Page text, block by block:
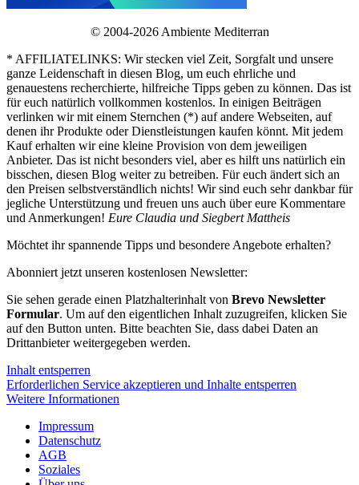
© 2004-2026 Ambiente Mediterran
* AFFILIATELINKS: Wir stecken viel Zeit, Sorgfalt und unsere
ganze Leidenschaft in diesen Blog, um euch ehrliche und
genauestens recherchierte, hilfreiche Tipps geben zu können. Das ist
für euch natürlich vollkommen kostenlos. In einigen Beiträgen
verlinken wir mit einem Sternchen (*) auf andere Webseiten, auf
denen ihr Produkte oder Dienstleistungen kaufen könnt. Mit jedem
Kauf erhalten wir eine kleine Provision von dem jeweiligen
Anbieter. Das ist nicht besonders viel, aber es hilft uns natürlich ein
bisschen, diesen Blog weiter zu betreiben. Für euch ändert sich an
den Preisen selbstverständlich nichts! Wir sind euch sehr dankbar für
jegliche Unterstützung und freuen uns auch über eure Kommentare
und Anmerkungen! Eure Claudia und Siegbert Mattheis
Möchtet ihr spannende Tipps und besondere Angebote erhalten?
Abonniert jetzt unseren kostenlosen Newsletter:
Sie sehen gerade einen Platzhalterinhalt von Brevo Newsletter
Formular. Um auf den eigentlichen Inhalt zuzugreifen, klicken Sie
auf den Button unten. Bitte beachten Sie, dass dabei Daten an
Drittanbieter weitergegeben werden.
Inhalt entsperren
Erforderlichen Service akzeptieren und Inhalte entsperren
Weitere Informationen
Impressum
Datenschutz
AGB
Soziales